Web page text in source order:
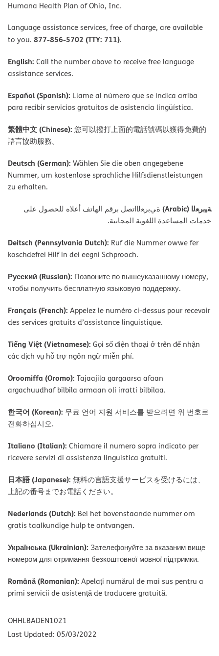
Humana Health Plan of Ohio, Inc.
Language assistance services, free of charge, are available
to you. 877-856-5702 (TTY: 711).
English: Call the number above to receive free language
assistance services.
Español (Spanish): Llame al número que se indica arriba
para recibir servicios gratuitos de asistencia lingüística.
繁體中文 (Chinese): 您可以撥打上面的電話號碼以獲得免費的
語言協助服務。
Deutsch (German): Wählen Sie die oben angegebene
Nummer, um kostenlose sprachliche Hilfsdienstleistungen
zu erhalten.
ﺔﯿﺑﺮﻌﻟا (Arabic)
ةﻲﺑﺮﻌﻟااﺗﺼﻞ ﺑﺮﻗﻢ اﻟﮭﺎﺗﻒ أﻋﻼه ﻟﻠﺤﺼﻮل ﻋﻠﻰ
ﺧﺪﻣﺎت اﻟﻤﺴﺎﻋﺪة اﻟﻠﻐﻮﯾﺔ اﻟﻤﺠﺎﻧﯿﺔ.
Deitsch (Pennsylvania Dutch): Ruf die Nummer owwe fer
koschdefrei Hilf in dei eegni Schprooch.
Русский (Russian): Позвоните по вышеуказанному номеру,
чтобы получить бесплатную языковую поддержку.
Français (French): Appelez le numéro ci-dessus pour recevoir
des services gratuits d’assistance linguistique.
Tiếng Việt (Vietnamese): Gọi số điện thoại ở trên để nhận
các dịch vụ hỗ trợ ngôn ngữ miễn phí.
Oroomiffa (Oromo): Tajaajila gargaarsa afaan
argachuudhaf bilbila armaan oli irratti bilbilaa.
한국어 (Korean): 무료 언어 지원 서비스를 받으려면 위 번호로
전화하십시오.
Italiano (Italian): Chiamare il numero sopra indicato per
ricevere servizi di assistenza linguistica gratuiti.
日本語 (Japanese): 無料の言語支援サービスを受けるには、
上記の番号までお電話ください。
Nederlands (Dutch): Bel het bovenstaande nummer om
gratis taalkundige hulp te ontvangen.
Українська (Ukrainian): Зателефонуйте за вказаним вище
номером для отримання безкоштовної мовної підтримки.
Română (Romanian): Apelați numărul de mai sus pentru a
primi servicii de asistență de traducere gratuită.
OHHLBADEN1021
Last Updated: 05/03/2022